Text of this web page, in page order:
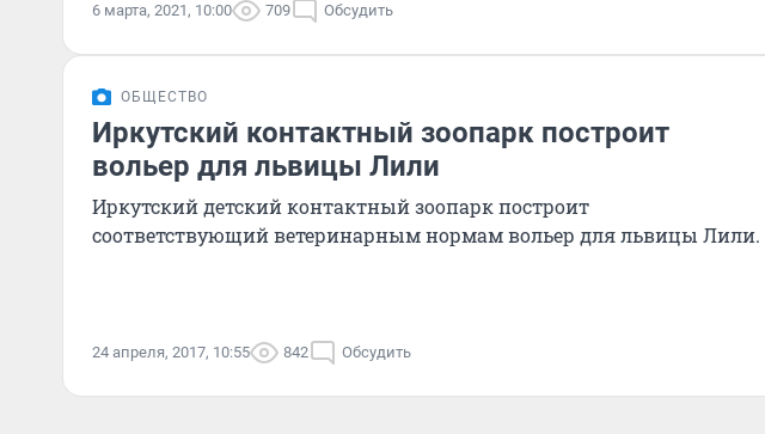
6 марта, 2021, 10:00 709 Обсудить
ОБЩЕСТВО
Иркутский контактный зоопарк построит
вольер для львицы Лили
Иркутский детский контактный зоопарк построит
соответствующий ветеринарным нормам вольер для львицы Лили.
24 апреля, 2017, 10:55 842 Обсудить